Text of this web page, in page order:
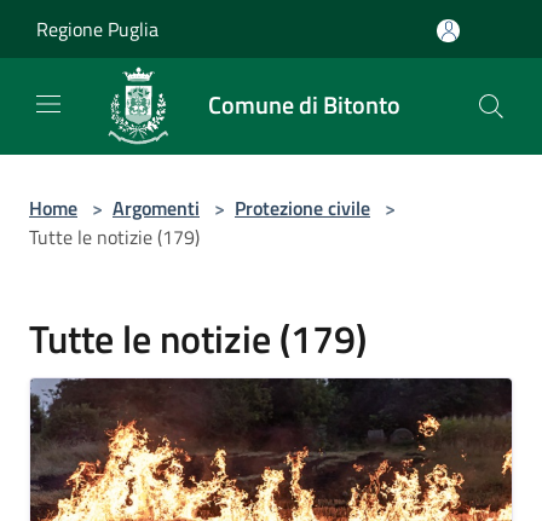
Regione Puglia
Comune di Bitonto
Home > Argomenti > Protezione civile >
Tutte le notizie (179)
Tutte le notizie (179)